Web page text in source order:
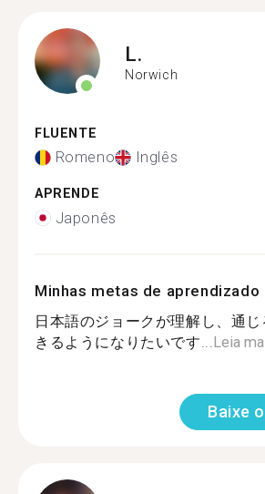
L.
Norwich
FLUENTE
Romeno Inglês
APRENDE
Japonês
Minhas metas de aprendizado
日本語のジョークが理解し、通
きるようになりたいです... Leia
Baixe